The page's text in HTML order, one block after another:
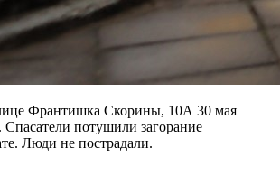
Франтишка Скорины, 10А 30 мая
потушили загорание
Люди не пострадали.